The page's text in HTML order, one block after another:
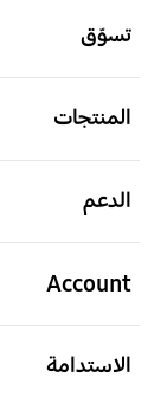
تسوّق
المنتجات
الدعم
Account
الاستدامة